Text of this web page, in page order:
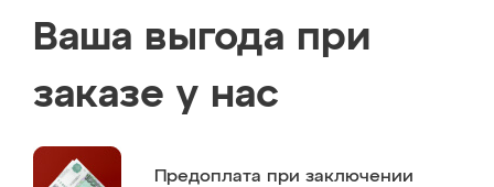
Ваша выгода при
заказе у нас
Предоплата при заключении